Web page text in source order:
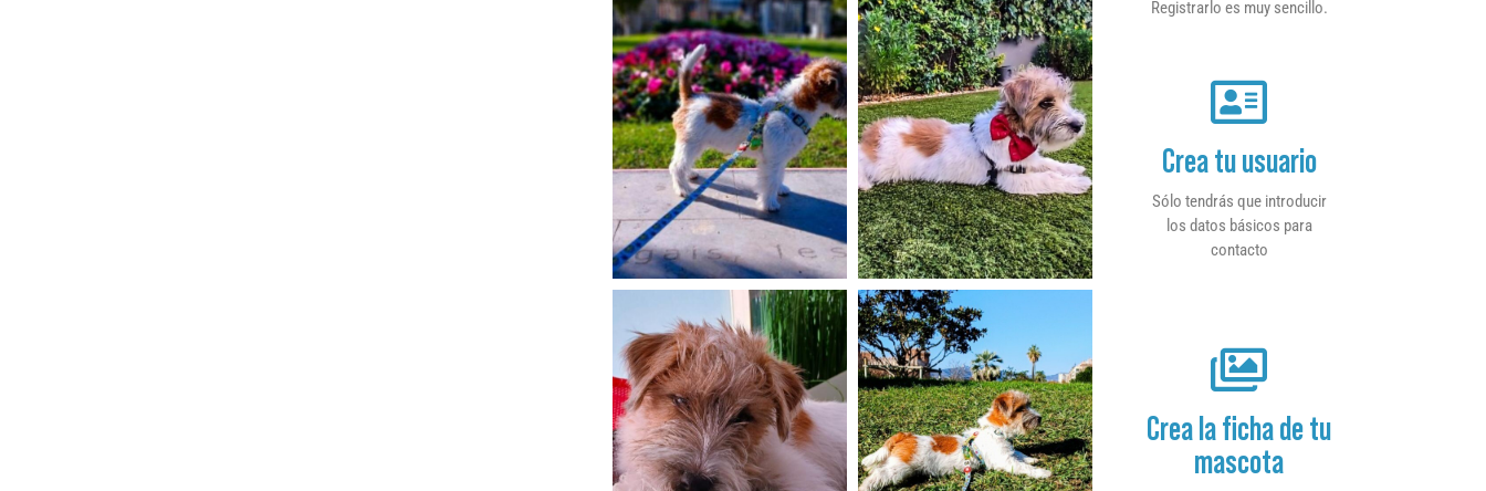
Registrarlo es muy sencillo.
Crea tu usuario
Sólo tendrás que introducir
los datos básicos para
contacto
Crea la ficha de tu
mascota